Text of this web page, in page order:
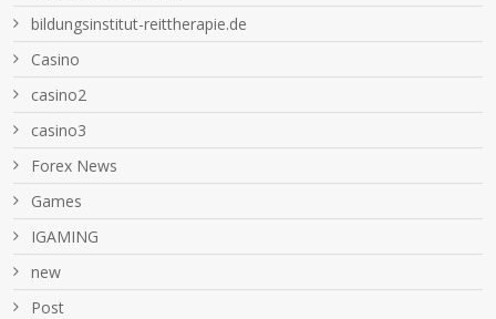
bildungsinstitut-reittherapie.de
Casino
casino2
casino3
Forex News
Games
IGAMING
new
Post